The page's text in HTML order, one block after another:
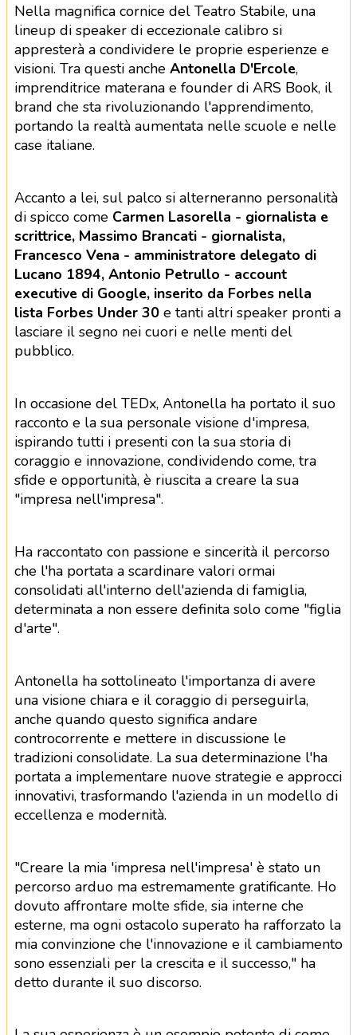
Nella magnifica cornice del Teatro Stabile, una
lineup di speaker di eccezionale calibro si
appresterà a condividere le proprie esperienze e
visioni. Tra questi anche Antonella D'Ercole,
imprenditrice materana e founder di ARS Book, il
brand che sta rivoluzionando l'apprendimento,
portando la realtà aumentata nelle scuole e nelle
case italiane.
Accanto a lei, sul palco si alterneranno personalità
di spicco come Carmen Lasorella - giornalista e
scrittrice, Massimo Brancati - giornalista,
Francesco Vena - amministratore delegato di
Lucano 1894, Antonio Petrullo - account
executive di Google, inserito da Forbes nella
lista Forbes Under 30e tanti altri speaker pronti a
lasciare il segno nei cuori e nelle menti del
pubblico.
In occasione del TEDx, Antonella ha portato il suo
racconto e la sua personale visione d'impresa,
ispirando tutti i presenti con la sua storia di
coraggio e innovazione, condividendo come, tra
sfide e opportunità, è riuscita a creare la sua
"impresa nell'impresa".
Ha raccontato con passione e sincerità il percorso
che l'ha portata a scardinare valori ormai
consolidati all'interno dell'azienda di famiglia,
determinata a non essere definita solo come "figlia
d'arte".
Antonella ha sottolineato l'importanza di avere
una visione chiara e il coraggio di perseguirla,
anche quando questo significa andare
controcorrente e mettere in discussione le
tradizioni consolidate. La sua determinazione l'ha
portata a implementare nuove strategie e approcci
innovativi, trasformando l'azienda in un modello di
eccellenza e modernità.
"Creare la mia 'impresa nell'impresa' è stato un
percorso arduo ma estremamente gratificante. Ho
dovuto affrontare molte sfide, sia interne che
esterne, ma ogni ostacolo superato ha rafforzato la
mia convinzione che l'innovazione e il cambiamento
sono essenziali per la crescita e il successo," ha
detto durante il suo discorso.